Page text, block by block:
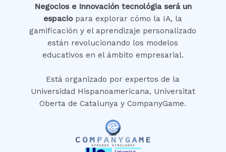
Negocios e Innovación tecnológia será un
espaciopara explorar cómo la IA, la
gamificación y el aprendizaje personalizado
están revolucionando los modelos
educativos en el ámbito empresarial.
Está organizado por expertos de la
Universidad Hispanoamericana, Universitat
Oberta de Catalunya y CompanyGame.